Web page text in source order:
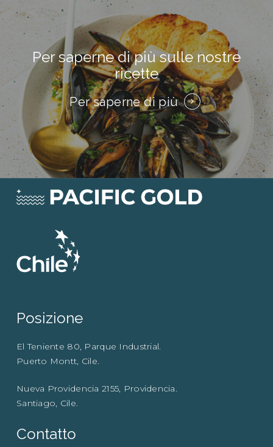
Per saperne di più sulle nostre
ricette
Per saperne di più
Posizione
El Teniente 80, Parque Industrial.
Puerto Montt, Cile.
Nueva Providencia 2155, Providencia.
Santiago, Cile.
Contatto